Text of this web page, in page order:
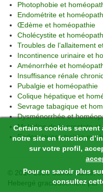
Certains cookies
notre site en fonction
sur votre profil,
Pour en savoir plus
consultez
Photophobie et
Endométrite et
Œdème et homéopathie
Cholécystite et
Troubles de l’allaitement
Incontinence urinaire et
Aménorrhée et
Insuffisance rénale
Pubalgie et homéopathie
Colique hépatique et
Sevrage tabagique et
Dysménorrhée et
Maladies de la prostate et
Endométriose traitée par
© 2014-2026 Sainte Santé,
Hebergé gracieusement par